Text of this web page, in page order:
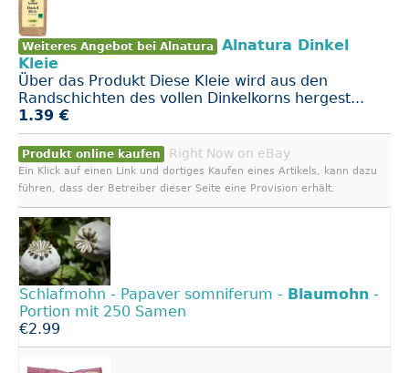
Weiteres Angebot bei Alnatura
Alnatura Dinkel
Kleie
Über das Produkt Diese Kleie wird aus den
Randschichten des vollen Dinkelkorns hergest...
1.39 €
Produkt online kaufen Right Now on eBay
Ein Klick auf einen Link und dortiges Kaufen eines Artikels, kann dazu
führen, dass der Betreiber dieser Seite eine Provision erhält.
Schlafmohn - Papaver somniferum - Blaumohn -
Portion mit 250 Samen
€2.99